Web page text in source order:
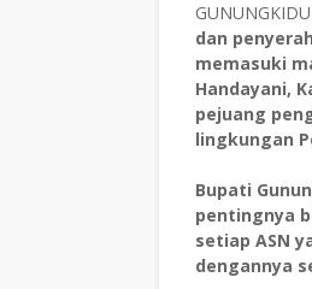
dan
memasuki
Handayani,
pejuang
lingkungan
‎Bupati
pentingnya
setiap ASN
dengannya